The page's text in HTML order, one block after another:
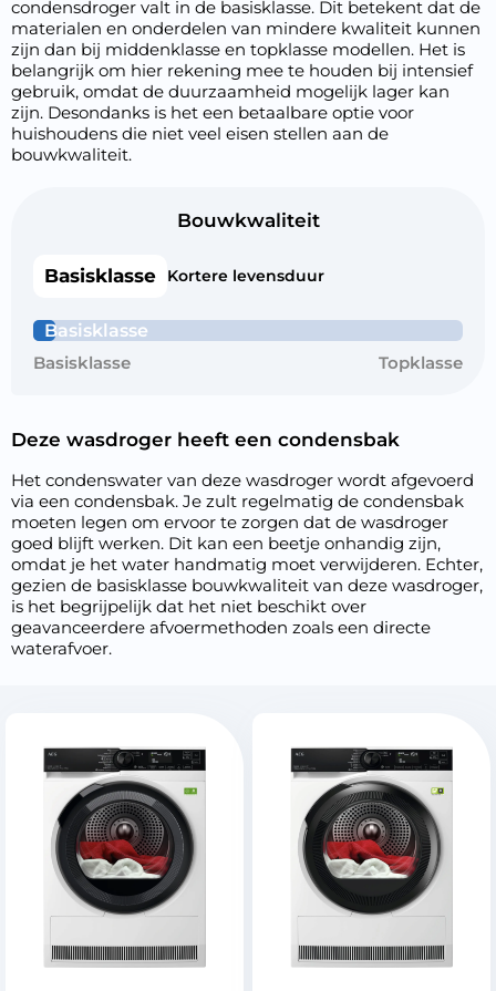
condensdroger valt in de basisklasse. Dit betekent dat de
materialen en onderdelen van mindere kwaliteit kunnen
zijn dan bij middenklasse en topklasse modellen. Het is
belangrijk om hier rekening mee te houden bij intensief
gebruik, omdat de duurzaamheid mogelijk lager kan
zijn. Desondanks is het een betaalbare optie voor
huishoudens die niet veel eisen stellen aan de
bouwkwaliteit.
Bouwkwaliteit
Basisklasse Kortere levensduur
Basisklasse
Basisklasse
Topklasse
Deze wasdroger heeft een condensbak
Het condenswater van deze wasdroger wordt afgevoerd
via een condensbak. Je zult regelmatig de condensbak
moeten legen om ervoor te zorgen dat de wasdroger
goed blijft werken. Dit kan een beetje onhandig zijn,
omdat je het water handmatig moet verwijderen. Echter,
gezien de basisklasse bouwkwaliteit van deze wasdroger,
is het begrijpelijk dat het niet beschikt over
geavanceerdere afvoermethoden zoals een directe
waterafvoer.